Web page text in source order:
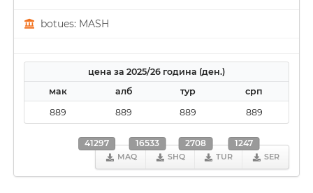
botues: MASH
цена за 2025/26 година (ден.)
мак
алб тур
срп
889
889 889 889
MAQ
41297
SHQ
16533
TUR
2708
SER
1247